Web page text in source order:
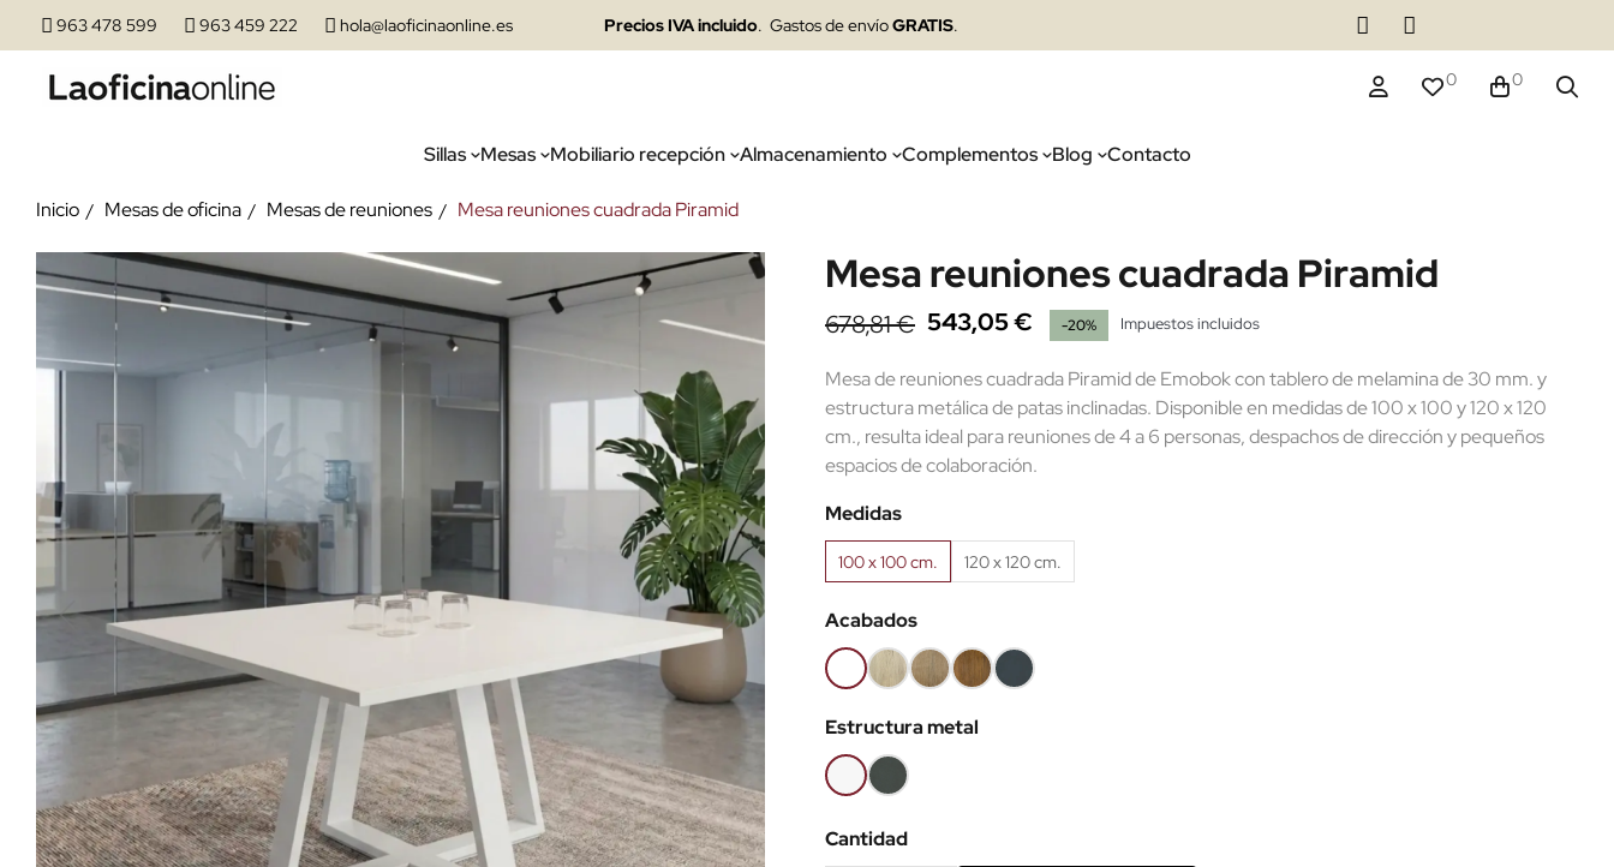
963 478 599 963 459 222 hola@laoficinaonline.es Precios IVA incluido. Gastos de envíoGRATIS.
0 0
Sillas Mesas Mobiliario recepción Almacenamiento Complementos Blog Contacto
Inicio Mesas de oficina Mesas de reuniones Mesa reuniones cuadrada Piramid
Mesa reuniones cuadrada Piramid
678,81 € 543,05 € -20% Impuestos incluidos
Mesa de reuniones cuadrada Piramid de Emobok con tablero de melamina de 30 mm. y
estructura metálica de patas inclinadas. Disponible en medidas de 100 x 100 y 120 x 120
cm., resulta ideal para reuniones de 4 a 6 personas, despachos de dirección y pequeños
espacios de colaboración.
Medidas
100 x 100 cm. 120 x 120 cm.
Acabados
Blanco
(EMB)
Roble
claro
(EMB)
Roble
Nuez
(EMB)
Roble
viejo
(EMB)
Antracita
(EMB)
Estructura metal
BlancoAntracita
Cantidad